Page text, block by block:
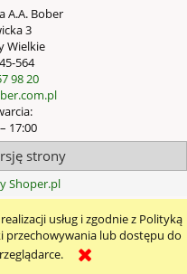
usług i zgodnie z Polityką
przechowywania lub dostępu do
A.A. Bober
3
Wielkie
564
98 20
17:00
strony
Shoper.pl